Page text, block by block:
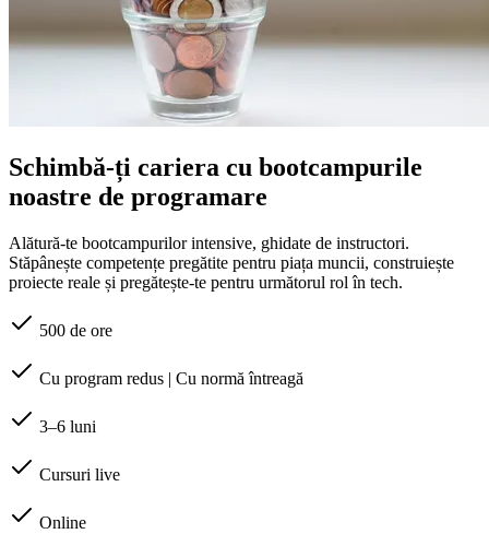
Schimbă-ți cariera cu bootcampurile
noastre de programare
Alătură-te bootcampurilor intensive, ghidate de instructori.
Stăpânește competențe pregătite pentru piața muncii, construiește
proiecte reale și pregătește-te pentru următorul rol în tech.
500 de ore
Cu program redus | Cu normă întreagă
3–6 luni
Cursuri live
Online